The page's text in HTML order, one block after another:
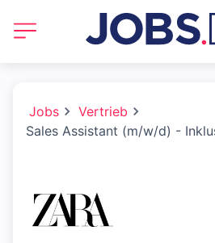
Jobs
Vertrieb
Sales Assistant (m/w/d) -